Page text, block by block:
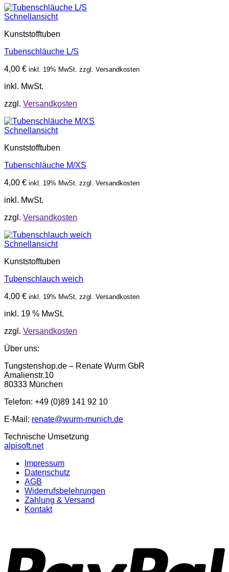
Schnellansicht
Kunststofftuben
Tubenschläuche L/S
4,00 € inkl. 19% MwSt. zzgl. Versandkosten
inkl. MwSt.
zzgl. Versandkosten
Schnellansicht
Kunststofftuben
Tubenschläuche M/XS
4,00 € inkl. 19% MwSt. zzgl. Versandkosten
inkl. MwSt.
zzgl. Versandkosten
Schnellansicht
Kunststofftuben
Tubenschlauch weich
4,00 € inkl. 19% MwSt. zzgl. Versandkosten
inkl. 19 % MwSt.
zzgl. Versandkosten
Über uns:
Tungstenshop.de – Renate Wurm GbR
Amalienstr.10
80333 München
Telefon: +49 (0)89 141 92 10
E-Mail: renate@wurm-munich.de
Technische Umsetzung
alpisoft.net
Impressum
Datenschutz
AGB
Widerrufsbelehrungen
Zahlung & Versand
Kontakt